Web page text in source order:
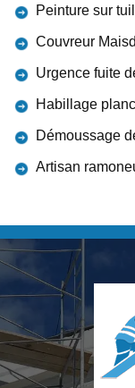
Peinture sur
Couvreur
Urgence fuite
Habillage
Démoussage
Artisan